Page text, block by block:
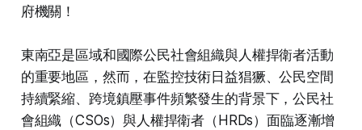
府機關！
東南亞是區域和國際公民社會組織與人權捍衛者活動
的重要地區，然而，在監控技術日益猖獗、公民空間
持續緊縮、跨境鎮壓事件頻繁發生的背景下，公民社
會組織（CSOs）與人權捍衛者（HRDs）面臨逐漸增